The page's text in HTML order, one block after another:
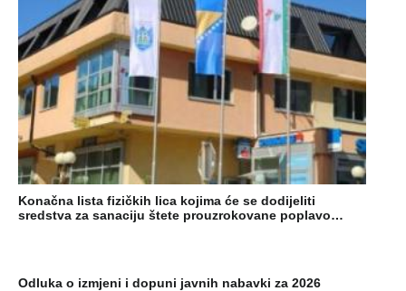
Konačna lista fizičkih lica kojima će se dodijeliti
sredstva za sanaciju štete prouzrokovane poplavo…
Odluka o izmjeni i dopuni javnih nabavki za 2026